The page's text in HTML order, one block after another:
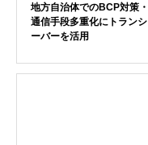
地方自治体でのBCP対策・
通信手段多重化にトランシ
ーバーを活用